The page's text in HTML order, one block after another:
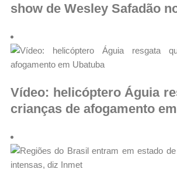
show de Wesley Safadão
Vídeo: helicóptero Águia
crianças de afogamento